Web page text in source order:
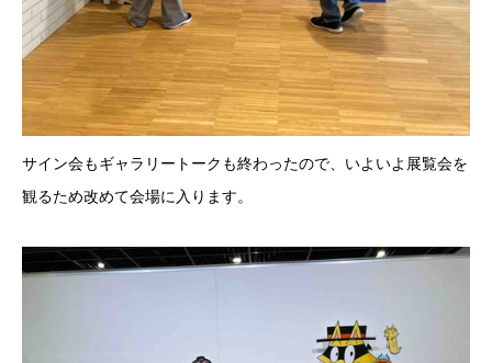
サイン会もギャラリートークも終わったので、いよいよ展覧会を
観るため改めて会場に入ります。